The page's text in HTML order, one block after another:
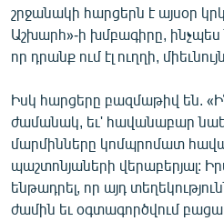
Հայերեն
English
ՀԵՏԵՎԵՔ ՄԵԶ
շրջանակի հարցերն է այսօր
Աշխարհ»-ի խմբագիրը, ինչպես
որ դրանք ում էլ ուղղի,
Իսկ հարցերը բազմաթիվ են.
ժամանակ, եւ' հավանաբար
մարմինները կոմպրոմատ
պաշտոնյաների վերաբերյալ:
ենթադրել, որ այդ
ժամին եւ օգտագործվում